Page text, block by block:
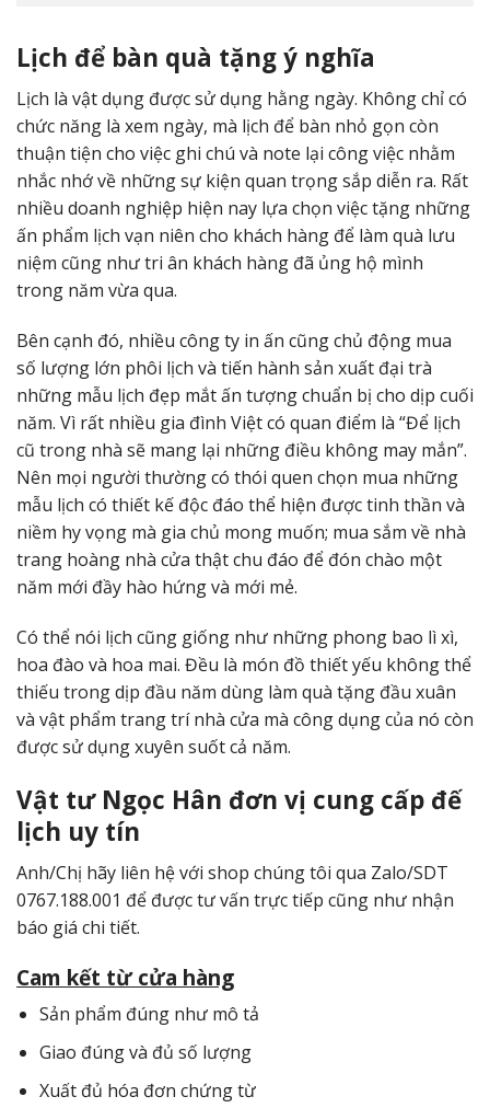
Lịch để bàn quà tặng ý nghĩa
Lịch là vật dụng được sử dụng hằng ngày. Không chỉ có
chức năng là xem ngày, mà lịch để bàn nhỏ gọn còn
thuận tiện cho việc ghi chú và note lại công việc nhằm
nhắc nhớ về những sự kiện quan trọng sắp diễn ra. Rất
nhiều doanh nghiệp hiện nay lựa chọn việc tặng những
ấn phẩm lịch vạn niên cho khách hàng để làm quà lưu
niệm cũng như tri ân khách hàng đã ủng hộ mình
trong năm vừa qua.
Bên cạnh đó, nhiều công ty in ấn cũng chủ động mua
số lượng lớn phôi lịch và tiến hành sản xuất đại trà
những mẫu lịch đẹp mắt ấn tượng chuẩn bị cho dịp cuối
năm. Vì rất nhiều gia đình Việt có quan điểm là “Để lịch
cũ trong nhà sẽ mang lại những điều không may mắn”.
Nên mọi người thường có thói quen chọn mua những
mẫu lịch có thiết kế độc đáo thể hiện được tinh thần và
niềm hy vọng mà gia chủ mong muốn; mua sắm về nhà
trang hoàng nhà cửa thật chu đáo để đón chào một
năm mới đầy hào hứng và mới mẻ.
Có thể nói lịch cũng giống như những phong bao lì xì,
hoa đào và hoa mai. Đều là món đồ thiết yếu không thể
thiếu trong dịp đầu năm dùng làm quà tặng đầu xuân
và vật phẩm trang trí nhà cửa mà công dụng của nó còn
được sử dụng xuyên suốt cả năm.
Vật tư Ngọc Hân đơn vị cung cấp đế
lịch uy tín
Anh/Chị hãy liên hệ với shop chúng tôi qua Zalo/SDT
0767.188.001 để được tư vấn trực tiếp cũng như nhận
báo giá chi tiết.
Cam kết từ cửa hàng
Sản phẩm đúng như mô tả
Giao đúng và đủ số lượng
Xuất đủ hóa đơn chứng từ